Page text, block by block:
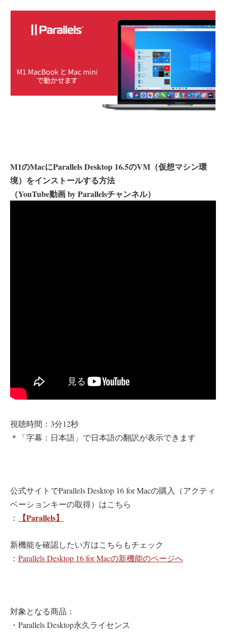
M1のMacにParallels Desktop 16.5のVM（仮想マシン環
境）をインストールする方法
（YouTube動画 by Parallelsチャンネル）
視聴時間：3分12秒
＊「字幕：日本語」で日本語の翻訳が表示できます
公式サイトでParallels Desktop 16 for Macの購入（アクティ
ベーションキーの取得）はこちら
：
【Parallels】
新機能を確認したい方はこちらもチェック
： Parallels Desktop 16 for Macの新機能のページへ
対象となる商品：
・Parallels Desktop永久ライセンス